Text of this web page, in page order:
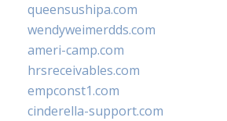
queensushipa.com
wendyweimerdds.com
ameri-camp.com
hrsreceivables.com
empconst1.com
cinderella-support.com